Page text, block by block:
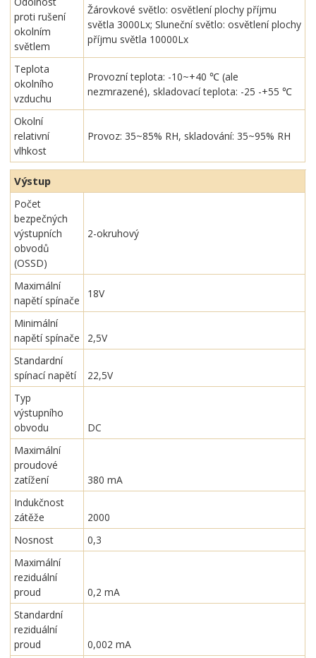
proti rušení
okolním
světlem
Žárovkové světlo: osvětlení plochy příjmu
světla 3000Lx; Sluneční světlo: osvětlení plochy
příjmu světla 10000Lx
Teplota
okolního
vzduchu
Provozní teplota: -10~+40 ℃ (ale
nezmrazené), skladovací teplota: -25 -+55 ℃
Okolní
relativní
vlhkost
Provoz: 35~85% RH, skladování: 35~95% RH
Výstup
Počet
bezpečných
výstupních
obvodů
(OSSD)
2-okruhový
Maximální
napětí spínače
18V
Minimální
napětí spínače
2,5V
Standardní
spínací napětí
22,5V
Typ
výstupního
obvodu
DC
Maximální
proudové
zatížení
380 mA
Indukčnost
zátěže
2000
Nosnost
0,3
Maximální
reziduální
proud
0,2 mA
Standardní
reziduální
proud
0,002 mA